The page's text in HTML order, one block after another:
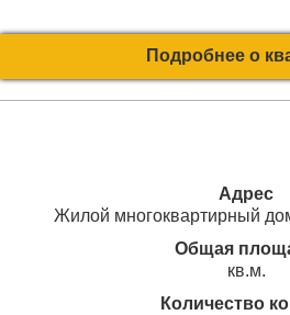
Подробнее о
Адрес
Жилой многоквартирный
Общая
кв.м.
Количество